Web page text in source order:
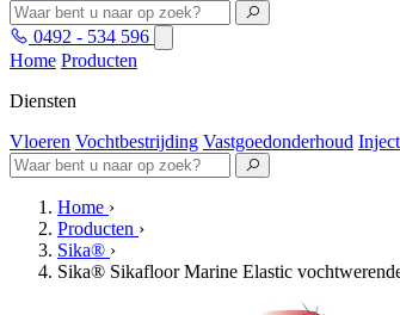
0492 - 534 596
Home Producten
Diensten
Vloeren Vochtbestrijding Vastgoedonderhoud
Home ›
Producten ›
Sika® ›
Sika® Sikafloor Marine Elastic